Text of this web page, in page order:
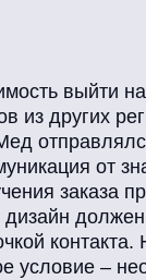
выйти
из других
от
заказа
контакта.
условие –